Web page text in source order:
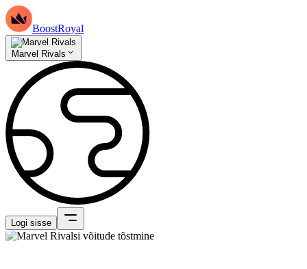
BoostRoyal
Marvel Rivals
Logi sisse